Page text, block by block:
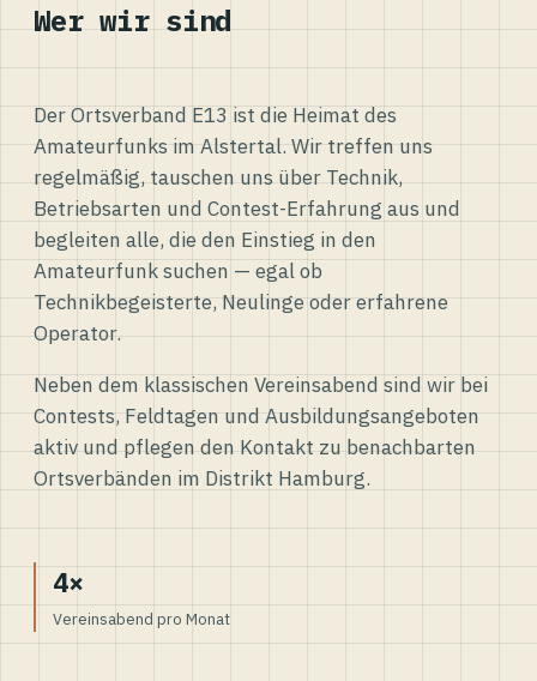
Wer wir sind
Der Ortsverband E13 ist die Heimat des
Amateurfunks im Alstertal. Wir treffen uns
regelmäßig, tauschen uns über Technik,
Betriebsarten und Contest-Erfahrung aus und
begleiten alle, die den Einstieg in den
Amateurfunk suchen — egal ob
Technikbegeisterte, Neulinge oder erfahrene
Operator.
Neben dem klassischen Vereinsabend sind wir bei
Contests, Feldtagen und Ausbildungsangeboten
aktiv und pflegen den Kontakt zu benachbarten
Ortsverbänden im Distrikt Hamburg.
4×
Vereinsabend pro Monat